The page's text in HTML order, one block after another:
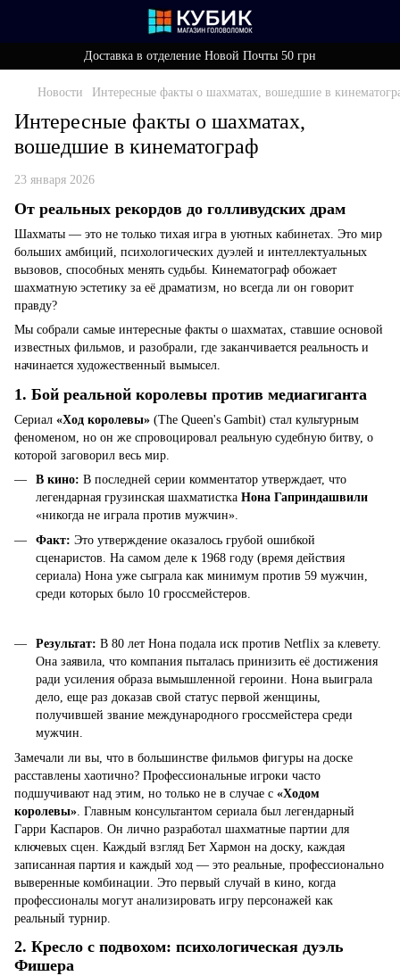
Доставка в отделение Новой Почты 50 грн
Новости Интересные факты о шахматах, вошедшие в
Интересные факты о шахматах,
вошедшие в кинематограф
23 января 2026
От реальных рекордов до голливудских драм
Шахматы — это не только тихая игра в уютных кабинетах. Это мир
больших амбиций, психологических дуэлей и интеллектуальных
вызовов, способных менять судьбы. Кинематограф обожает
шахматную эстетику за её драматизм, но всегда ли он говорит
правду?
Мы собрали самые интересные факты о шахматах, ставшие основой
известных фильмов, и разобрали, где заканчивается реальность и
начинается художественный вымысел.
1. Бой реальной королевы против медиагиганта
Сериал «Ход королевы» (The Queen's Gambit) стал культурным
феноменом, но он же спровоцировал реальную судебную битву, о
которой заговорил весь мир.
В кино: В последней серии комментатор утверждает, что
легендарная грузинская шахматистка Нона Гаприндашвили
«никогда не играла против мужчин».
Факт: Это утверждение оказалось грубой ошибкой
сценаристов. На самом деле к 1968 году (время действия
сериала) Нона уже сыграла как минимум против 59 мужчин,
среди которых было 10 гроссмейстеров.
Результат: В 80 лет Нона подала иск против Netflix за клевету.
Она заявила, что компания пыталась принизить её достижения
ради усиления образа вымышленной героини. Нона выиграла
дело, еще раз доказав свой статус первой женщины,
получившей звание международного гроссмейстера среди
мужчин.
Замечали ли вы, что в большинстве фильмов фигуры на доске
расставлены хаотично? Профессиональные игроки часто
подшучивают над этим, но только не в случае с «Ходом
королевы». Главным консультантом сериала был легендарный
Гарри Каспаров. Он лично разработал шахматные партии для
ключевых сцен. Каждый взгляд Бет Хармон на доску, каждая
записанная партия и каждый ход — это реальные, профессионально
выверенные комбинации. Это первый случай в кино, когда
профессионалы могут анализировать игру персонажей как
реальный турнир.
2. Кресло с подвохом: психологическая дуэль
Фишера